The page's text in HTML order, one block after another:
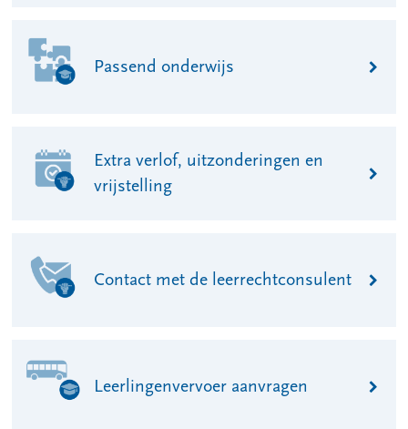
Passend onderwijs
Extra verlof, uitzonderingen en
vrijstelling
Contact met de leerrechtconsulent
Leerlingenvervoer aanvragen